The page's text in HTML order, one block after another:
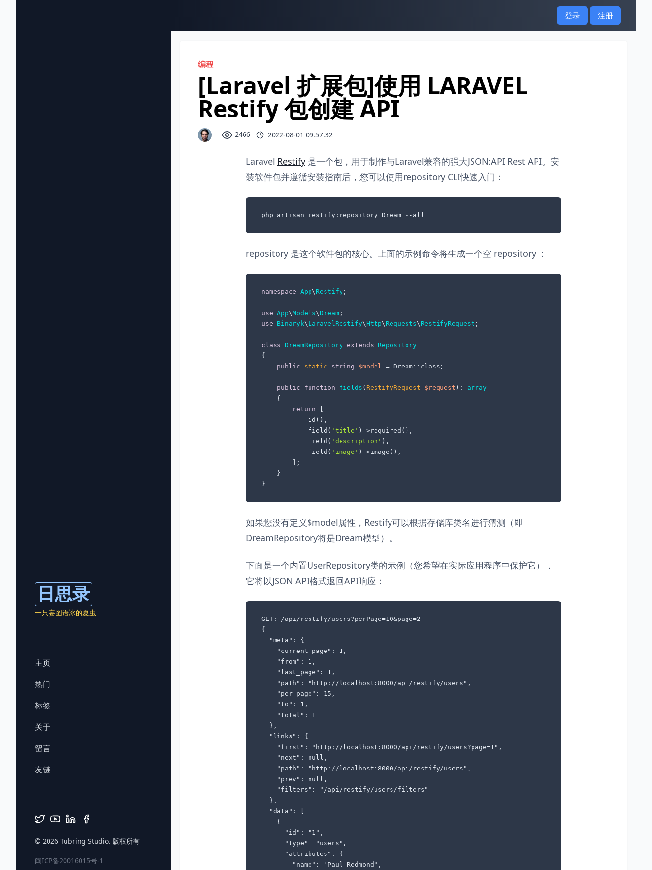
日思录
一只妄图语冰的夏虫
主页
热门
标签
关于
留言
友链
© 2026 Tubring Studio. 版权所有
闽ICP备20016015号-1
登录 注册
编程
[Laravel 扩展包]使用 LARAVEL
Restify 包创建 API
2466 2022-08-01 09:57:32
Laravel Restify是一个包，用于制作与Laravel兼容的强大JSON:API Rest API。安
装软件包并遵循安装指南后，您可以使用repository CLI快速入门：
php artisan restify:repository Dream --all
repository 是这个软件包的核心。上面的示例命令将生成一个空 repository ：
namespace App\ Restify ;
use App\Models\ Dream
use
Binaryk\ LaravelRestify\ Http\ Requests\ RestifyRequest ;
class DreamRepository extends
Repository
{
public
static string $model = Dream::class;
public function fields ( RestifyRequest $request ): array
{
return
            id(),
            field(
'title' )->required(),
            field(
'description' ),
            field(
'image' )->image(),
        ];
    }
}
如果您没有定义$model属性，Restify可以根据存储库类名进行猜测（即
DreamRepository将是Dream模型）。
下面是一个内置UserRepository类的示例（您希望在实际应用程序中保护它），
它将以JSON API格式返回API响应：
GET: /api/restify/users?perPage=10&page=2
{
  "meta": {
    "current_page": 1,
    "from": 1,
    "last_page": 1,
    "path": "http://localhost:8000/api/restify/users",
    "per_page": 15,
    "to": 1,
    "total": 1
  },
  "links": {
    "first": "http://localhost:8000/api/restify/users?page=1",
    "next": null,
    "path": "http://localhost:8000/api/restify/users",
    "prev": null,
    "filters": "/api/restify/users/filters"
  },
  "data": [
    {
      "id": "1",
      "type": "users",
      "attributes": {
        "name": "Paul Redmond",